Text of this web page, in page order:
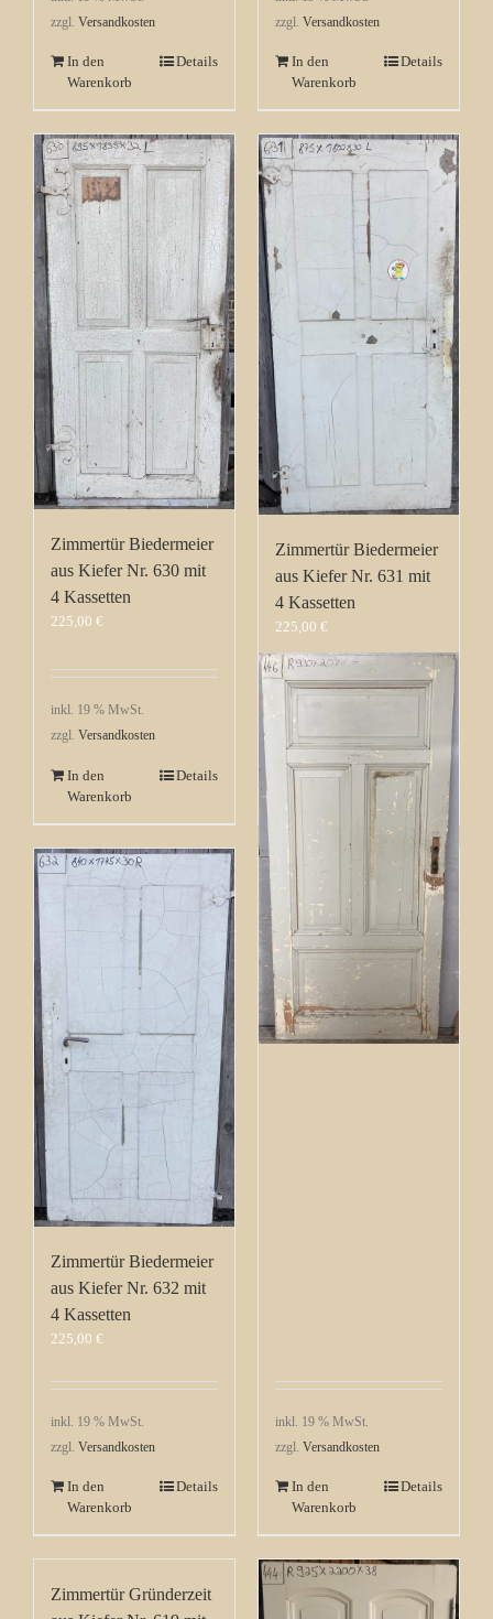
zzgl. Versandkosten
In den
Warenkorb
Details
zzgl. Versandkosten
In den
Warenkorb
Details
Zimmertür Biedermeier
aus Kiefer Nr. 630 mit
4 Kassetten
225,00 €
inkl. 19 % MwSt.
zzgl. Versandkosten
In den
Warenkorb
Details
Zimmertür Biedermeier
aus Kiefer Nr. 631 mit
4 Kassetten
225,00 €
zzgl.Versandkosten
In den
Warenkorb
Details
Zimmertür Biedermeier
aus Kiefer Nr. 632 mit
4 Kassetten
225,00 €
inkl. 19 % MwSt.
zzgl. Versandkosten
In den
Warenkorb
Details
Zimmertür Gründerzeit
aus Kiefer Nr. 446 mit
4 Kassetten
95,00 €
inkl. 19 % MwSt.
zzgl. Versandkosten
In den
Warenkorb
Details
Zimmertür Gründerzeit